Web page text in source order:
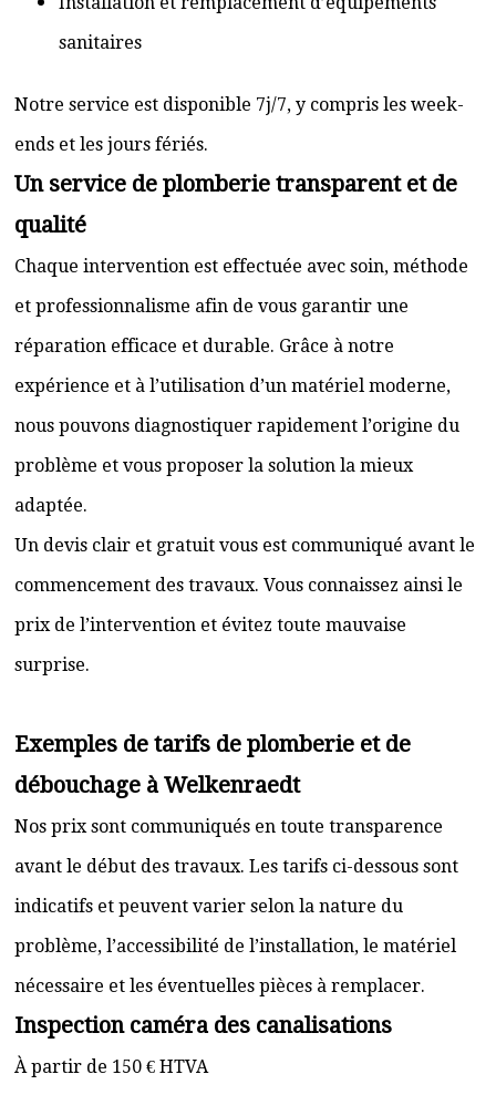
sanitaires
Notre service est disponible 7j/7, y compris les week-
ends et les jours fériés.
Un service de plomberie transparent et de
qualité
Chaque intervention est effectuée avec soin, méthode
et professionnalisme afin de vous garantir une
réparation efficace et durable. Grâce à notre
expérience et à l’utilisation d’un matériel moderne,
nous pouvons diagnostiquer rapidement l’origine du
problème et vous proposer la solution la mieux
adaptée.
Un devis clair et gratuit vous est communiqué avant le
commencement des travaux. Vous connaissez ainsi le
prix de l’intervention et évitez toute mauvaise
surprise.
Exemples de tarifs de plomberie et de
débouchage à Welkenraedt
Nos prix sont communiqués en toute transparence
avant le début des travaux. Les tarifs ci-dessous sont
indicatifs et peuvent varier selon la nature du
problème, l’accessibilité de l’installation, le matériel
nécessaire et les éventuelles pièces à remplacer.
Inspection caméra des canalisations
À partir de 150 € HTVA